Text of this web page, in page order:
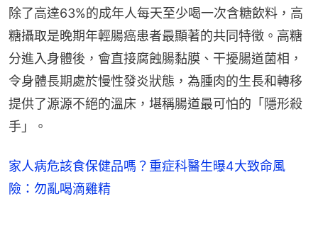
除了高達63%的成年人每天至少喝一次含糖飲料，高
糖攝取是晚期年輕腸癌患者最顯著的共同特徵。高糖
分進入身體後，會直接腐蝕腸黏膜、干擾腸道菌相，
令身體長期處於慢性發炎狀態，為腫肉的生長和轉移
提供了源源不絕的溫床，堪稱腸道最可怕的「隱形殺
手」。
家人病危該食保健品嗎？重症科醫生曝4大致命風
險：勿亂喝滴雞精